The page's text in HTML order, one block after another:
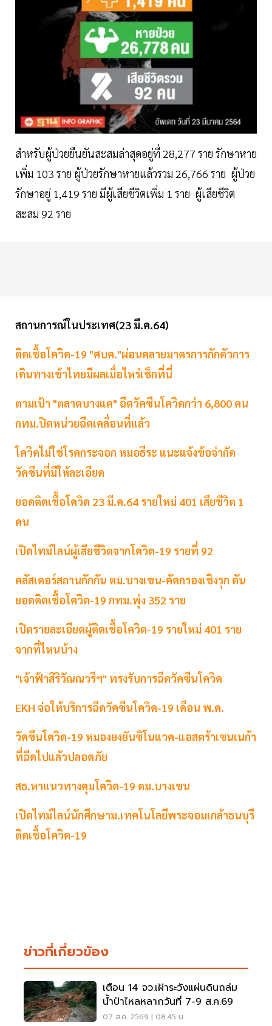
สำหรับผู้ป่วยยืนยันสะสมล่าสุดอยู่ที่ 28,277 ราย รักษาหาย
เพิ่ม 103 ราย ผู้ป่วยรักษาหายแล้วรวม 26,766 ราย ผู้ป่วย
รักษาอยู่ 1,419 ราย มีผู้เสียชีวิตเพิ่ม 1 ราย ผู้เสียชีวิต
สะสม 92 ราย
สถานการณ์ในประเทศ(23 มี.ค.64)
ติดเชื้อโควิด-19 "ศบค."ผ่อนคลายมาตรการกักตัวการ
เดินทางเข้าไทยมีผลเมื่อไหร่เช็กที่นี่
ตามเป้า "ตลาดบางแค" ฉีดวัคซีนโควิดกว่า 6,800 คน
กทม.ปิดหน่วยฉีดเคลื่อนที่แล้ว
โควิดไม่ใช่โรคกระจอก หมอธีระ แนะแจ้งข้อจำกัด
วัคซีนที่มีให้ละเอียด
ยอดติดเชื้อโควิด 23 มี.ค.64 รายใหม่ 401 เสียชีวิต 1
คน
เปิดไทม์ไลน์ผู้เสียชีวิตจากโควิด-19 รายที่ 92
คลัสเตอร์สถานกักกัน ตม.บางเขน-คัดกรองเชิงรุก ดัน
ยอดติดเชื้อโควิด-19 กทม.พุ่ง 352 ราย
เปิดรายละเอียดผู้ติดเชื้อโควิด-19 รายใหม่ 401 ราย
จากที่ไหนบ้าง
"เจ้าฟ้าสิริวัณณวรีฯ" ทรงรับการฉีดวัคซีนโควิด
EKH จ่อให้บริการฉีดวัคซีนโควิด-19 เดือน พ.ค.
วัคซีนโควิด-19 หมองยงยันซิโนแวค-แอสตร้าเซนเนก้า
ที่ฉีดไปแล้วปลอดภัย
สธ.หาแนวทางคุมโควิด-19 ตม.บางเขน
เปิดไทม์ไลน์นักศึกษาม.เทคโนโลยีพระจอมเกล้าธนบุรี
ติดเชื้อโควิด-19
ข่าวที่เกี่ยวข้อง
เตือน 14 จว.เฝ้าระวังแผ่นดินถล่ม
น้ำป่าไหลหลากวันที่ 7-9 ส.ค.69
07 ส.ค. 2569 | 08:45 น.